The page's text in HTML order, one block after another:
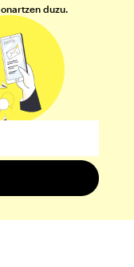
onartzen duzu.